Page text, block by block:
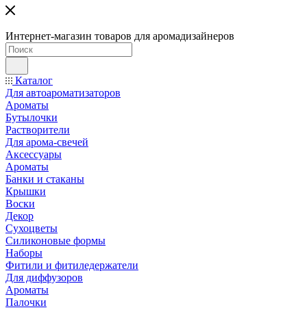
Интернет-магазин товаров для аромадизайнеров
Каталог
Для автоароматизаторов
Ароматы
Бутылочки
Растворители
Для арома-свечей
Аксессуары
Ароматы
Банки и стаканы
Крышки
Воски
Декор
Сухоцветы
Силиконовые формы
Наборы
Фитили и фитиледержатели
Для диффузоров
Ароматы
Палочки